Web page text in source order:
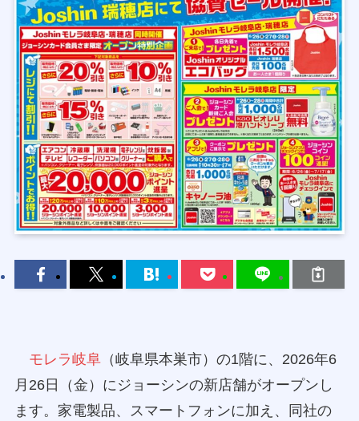
モレラ岐阜（岐阜県本巣市）の1階に、2026年6
月26日（金）にジョーシンの新店舗がオープンし
ます。家電製品、スマートフォンに加え、同社の